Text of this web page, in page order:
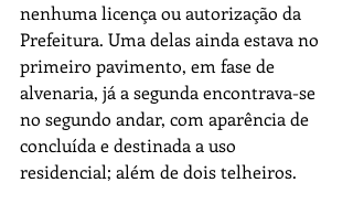
nenhuma licença ou autorização da
Prefeitura. Uma delas ainda estava no
primeiro pavimento, em fase de
alvenaria, já a segunda encontrava-se
no segundo andar, com aparência de
concluída e destinada a uso
residencial; além de dois telheiros.